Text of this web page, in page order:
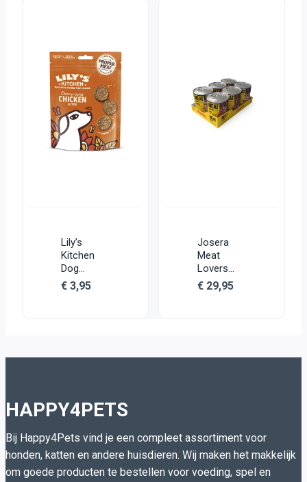
Lily’s
Kitchen
Dog
Chomp-
Away
€ 3,95
Josera
Meat
Lovers
Pure
Multipack
€ 29,95
HAPPY4PETS
Bij Happy4Pets vind je een compleet assortiment voor
honden, katten en andere huisdieren. Wij maken het makkelijk
om goede producten te bestellen voor voeding, spel en